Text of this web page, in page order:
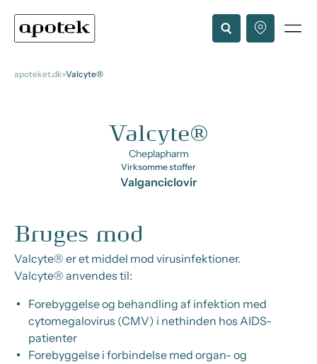
apoteket.dk Valcyte®
Valcyte®
Cheplapharm
Virksomme stoffer
Valganciclovir
Bruges mod
Valcyte® er et middel mod virusinfektioner.
Valcyte® anvendes til:
Forebyggelse og behandling af infektion med
cytomegalovirus (CMV) i nethinden hos AIDS-
patienter
Forebyggelse i forbindelse med organ- og